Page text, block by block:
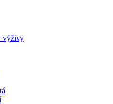
výživy